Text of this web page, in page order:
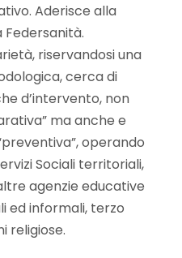
Aderisce alla
riservandosi una
cerca di
d’intervento, non
ma anche e
operando
Sociali territoriali,
agenzie educative
ed informali, terzo
religiose.